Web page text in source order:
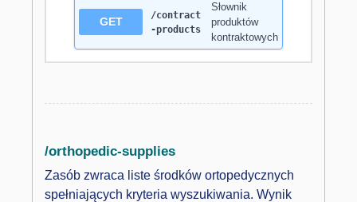
GET
/contract
-products
Słownik
produktów
kontraktowych
/orthopedic-supplies
Zasób zwraca liste środków ortopedycznych
spełniających kryteria wyszukiwania. Wynik